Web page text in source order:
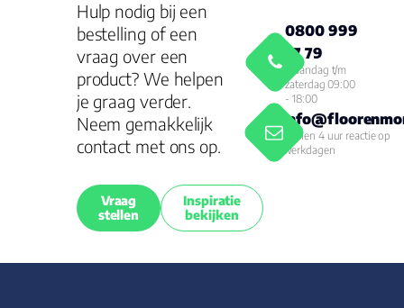
Hulp nodig bij een
bestelling of een
vraag over een
product? We helpen
je graag verder.
Neem gemakkelijk
contact met ons op.
Vraag
stellen
Inspiratie
bekijken
0800 999
77 79
Maandag t/m
zaterdag 09:00
- 18:00
Binnen 4 uur reactie op
werkdagen